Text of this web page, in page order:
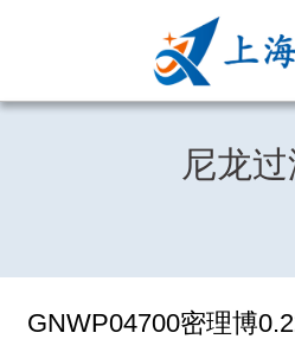
尼龙
GNWP04700密理博